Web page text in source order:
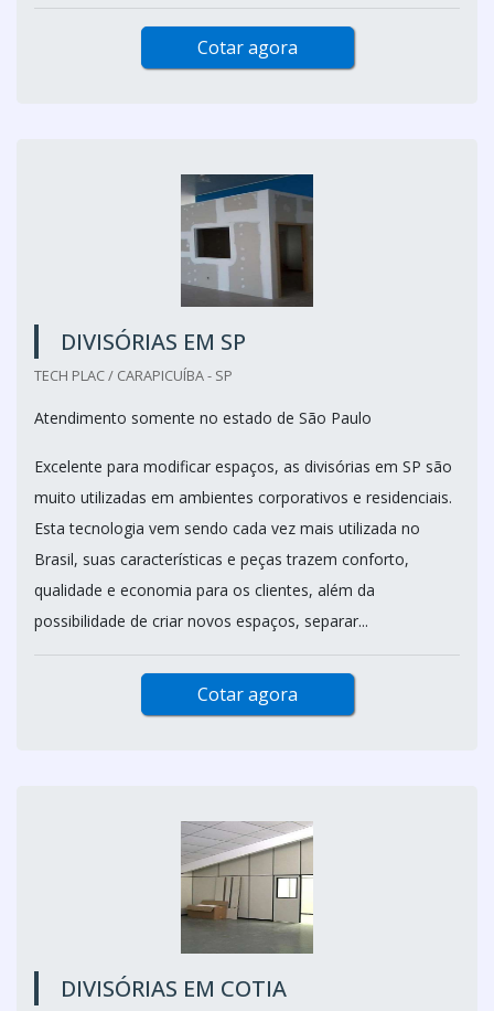
Cotar agora
DIVISÓRIAS EM SP
TECH PLAC / CARAPICUÍBA - SP
Atendimento somente no estado de São Paulo
Excelente para modificar espaços, as divisórias em SP são
muito utilizadas em ambientes corporativos e residenciais.
Esta tecnologia vem sendo cada vez mais utilizada no
Brasil, suas características e peças trazem conforto,
qualidade e economia para os clientes, além da
possibilidade de criar novos espaços, separar...
Cotar agora
DIVISÓRIAS EM COTIA